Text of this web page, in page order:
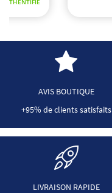
AVIS BOUTIQUE
+95% de clients satisfaits
LIVRAISON RAPIDE